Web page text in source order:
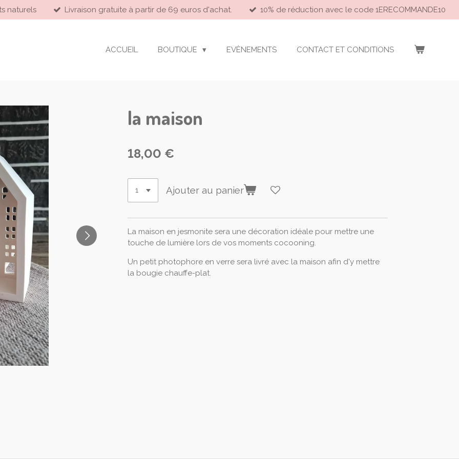
naturels Livraison gratuite à partir de 69 euros d'achat. 10% de réduction avec le code 1ERECOMMANDE10
ACCUEIL BOUTIQUE EVÈNEMENTS CONTACT ET CONDITIONS
la maison
18,00 €
Ajouter au panier
La maison en jesmonite sera une décoration idéale pour mettre une
touche de lumière lors de vos moments cocooning.
Un petit photophore en verre sera livré avec la maison afin d'y mettre
la bougie chauffe-plat.